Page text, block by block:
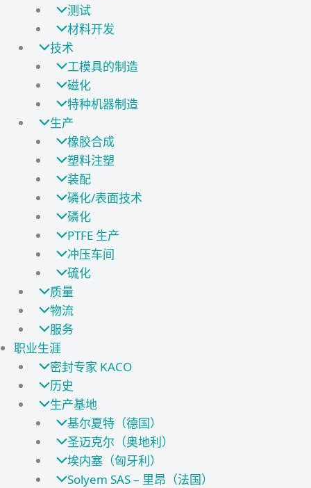
测试
材料开发
技术
工模具的制造
磁化
特种机器制造
生产
橡胶合成
塑料注塑
装配
磷化/表面技术
磷化
PTFE 生产
冲压车间
硫化
质量
物流
服务
职业生涯
密封专家 KACO
历史
生产基地
基尔夏特（德国）
圣迈克尔（奥地利）
埃内塞（匈牙利）
Solyem SAS – 里昂（法国）